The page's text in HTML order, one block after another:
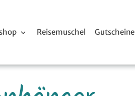
Reisemuschel Gutscheine